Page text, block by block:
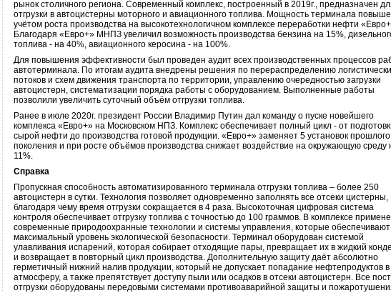
рынок столичного региона. Современный комплекс, построенный в 2019г., предназначен
отгрузки в автоцистерны моторного и авиационного топлива. Мощность терминала
учётом роста производства на высокотехнологичном комплексе переработки нефти
Благодаря «Евро+» МНПЗ увеличил возможность производства бензина на 15%,
топлива - на 40%, авиационного керосина - на 100%.
Для повышения эффективности был проведен аудит всех производственных процессов
автотерминала. По итогам аудита внедрены решения по перераспределению
потоков и схем движения транспорта по территории, управлению очередностью загрузки
автоцистерн, систематизации порядка работы с оборудованием. Выполненные работы
позволили увеличить суточный объём отгрузки топлива.
Ранее в июле 2020г. президент России Владимир Путин дал команду о пуске новейшего
комплекса «Евро+» на Московском НПЗ. Комплекс обеспечивает полный цикл - от
сырой нефти до производства готовой продукции. «Евро+» заменяет 5 установок прошлого
поколения и при росте объёмов производства снижает воздействие на окружающую среду
11%.
Справка
Пропускная способность автоматизированного терминала отгрузки топлива – более 250
автоцистерн в сутки. Технология позволяет одновременно заполнять все отсеки цистерны,
благодаря чему время отгрузки сокращается в 4 раза. Высокоточная цифровая система
контроля обеспечивает отгрузку топлива с точностью до 100 граммов. В комплексе
современные природоохранные технологии и системы управления, которые обеспечивают
максимальный уровень экологической безопасности. Терминал оборудован системой
улавливания испарений, которая собирает отходящие пары, превращает их в жидкий
и возвращает в повторный цикл производства. Дополнительную защиту даёт абсолютно
герметичный нижний налив продукции, который не допускает попадание нефтепродуктов в
атмосферу, а также препятствует доступу пыли или осадков в отсеки автоцистерн. Все
отгрузки оборудованы передовыми системами противоаварийной защиты и